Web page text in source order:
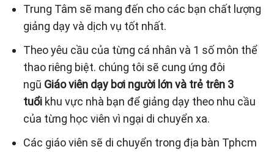
Trung Tâm sẽ mang đến cho các bạn chất lượng
giảng dạy và dịch vụ tốt nhất.
Theo yêu cầu của từng cá nhân và 1 số môn thể
thao riêng biệt. chúng tôi sẽ cung ứng đôi
ngũ Giáo viên dạy bơi người lớn và trẻ trên 3
tuổi khu vực nhà bạn để giảng dạy theo nhu cầu
của từng học viên vì ngại di chuyển xa.
Các giáo viên sẽ di chuyển trong địa bàn Tphcm